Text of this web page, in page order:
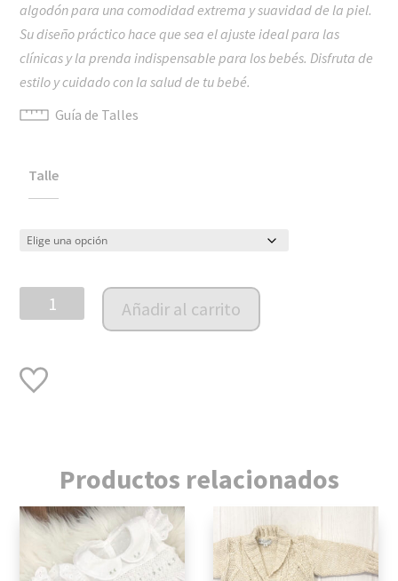
algodón para una comodidad extrema y suavidad de la piel.
Su diseño práctico hace que sea el ajuste ideal para las
clínicas y la prenda indispensable para los bebés. Disfruta de
estilo y cuidado con la salud de tu bebé.
Guía de Talles
Talle
Conjunto
body
pelele
PIMA
Añadir al carrito
Productos relacionados